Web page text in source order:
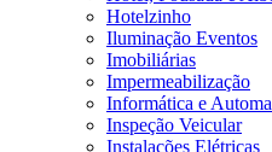
Hotelzinho
Iluminação Eventos
Imobiliárias
Impermeabilização
Informática e
Inspeção Veicular
Instalações Elétricas